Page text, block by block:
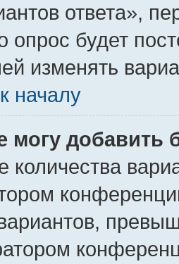
ответа»,
опрос будет
изменять
началу
могу добавить
количества